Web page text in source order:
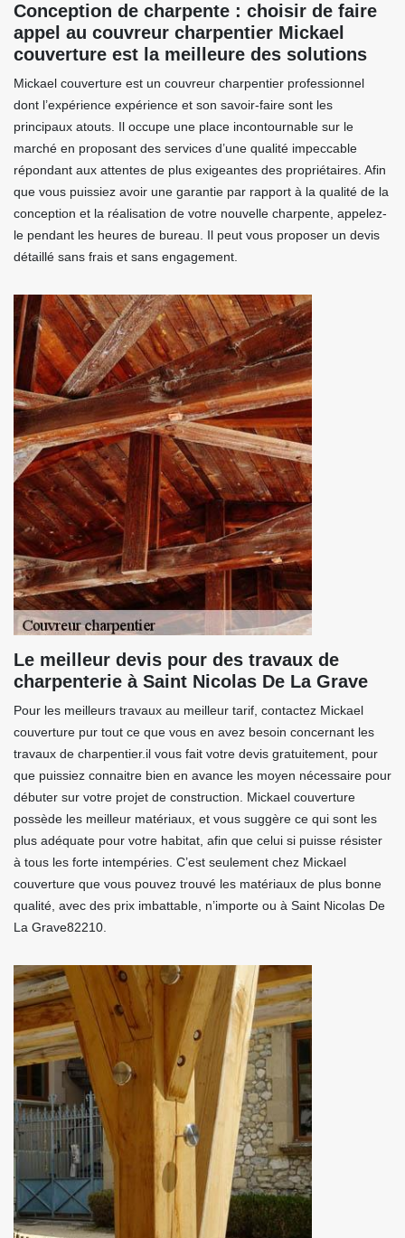
Conception de charpente : choisir de faire
appel au couvreur charpentier Mickael
couverture est la meilleure des solutions
Mickael couverture est un couvreur charpentier professionnel
dont l’expérience expérience et son savoir-faire sont les
principaux atouts. Il occupe une place incontournable sur le
marché en proposant des services d’une qualité impeccable
répondant aux attentes de plus exigeantes des propriétaires. Afin
que vous puissiez avoir une garantie par rapport à la qualité de la
conception et la réalisation de votre nouvelle charpente, appelez-
le pendant les heures de bureau. Il peut vous proposer un devis
détaillé sans frais et sans engagement.
Le meilleur devis pour des travaux de
charpenterie à Saint Nicolas De La Grave
Pour les meilleurs travaux au meilleur tarif, contactez Mickael
couverture pur tout ce que vous en avez besoin concernant les
travaux de charpentier.il vous fait votre devis gratuitement, pour
que puissiez connaitre bien en avance les moyen nécessaire pour
débuter sur votre projet de construction. Mickael couverture
possède les meilleur matériaux, et vous suggère ce qui sont les
plus adéquate pour votre habitat, afin que celui si puisse résister
à tous les forte intempéries. C’est seulement chez Mickael
couverture que vous pouvez trouvé les matériaux de plus bonne
qualité, avec des prix imbattable, n’importe ou à Saint Nicolas De
La Grave82210.